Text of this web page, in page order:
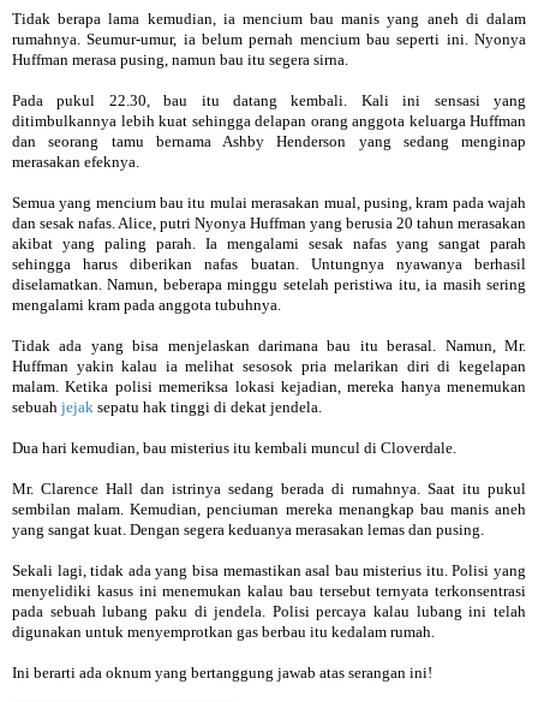
Tidak berapa lama kemudian, ia mencium bau manis yang aneh di dalam
rumahnya. Seumur-umur, ia belum pernah mencium bau seperti ini. Nyonya
Huffman merasa pusing, namun bau itu segera sirna.
Pada pukul 22.30, bau itu datang kembali. Kali ini sensasi yang
ditimbulkannya lebih kuat sehingga delapan orang anggota keluarga Huffman
dan seorang tamu bernama Ashby Henderson yang sedang menginap
merasakan efeknya.
Semua yang mencium bau itu mulai merasakan mual, pusing, kram pada wajah
dan sesak nafas. Alice, putri Nyonya Huffman yang berusia 20 tahun merasakan
akibat yang paling parah. Ia mengalami sesak nafas yang sangat parah
sehingga harus diberikan nafas buatan. Untungnya nyawanya berhasil
diselamatkan. Namun, beberapa minggu setelah peristiwa itu, ia masih sering
mengalami kram pada anggota tubuhnya.
Tidak ada yang bisa menjelaskan darimana bau itu berasal. Namun, Mr.
Huffman yakin kalau ia melihat sesosok pria melarikan diri di kegelapan
malam. Ketika polisi memeriksa lokasi kejadian, mereka hanya menemukan
sebuah jejak sepatu hak tinggi di dekat jendela.
Dua hari kemudian, bau misterius itu kembali muncul di Cloverdale.
Mr. Clarence Hall dan istrinya sedang berada di rumahnya. Saat itu pukul
sembilan malam. Kemudian, penciuman mereka menangkap bau manis aneh
yang sangat kuat. Dengan segera keduanya merasakan lemas dan pusing.
Sekali lagi, tidak ada yang bisa memastikan asal bau misterius itu. Polisi yang
menyelidiki kasus ini menemukan kalau bau tersebut ternyata terkonsentrasi
pada sebuah lubang paku di jendela. Polisi percaya kalau lubang ini telah
digunakan untuk menyemprotkan gas berbau itu kedalam rumah.
Ini berarti ada oknum yang bertanggung jawab atas serangan ini!